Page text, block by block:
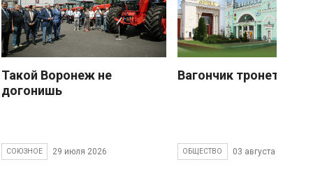
Такой Воронеж не
догонишь
СОЮЗНОЕ 29 июля 2026
Вагончик тронется
ОБЩЕСТВО 03 августа 2026